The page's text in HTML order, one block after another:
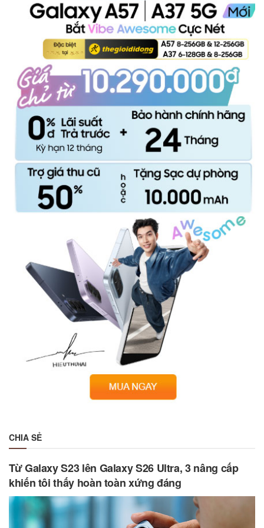
CHIA SẺ
Từ Galaxy S23 lên Galaxy S26 Ultra, 3 nâng cấp
khiến tôi thấy hoàn toàn xứng đáng